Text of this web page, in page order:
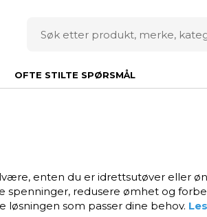
OFTE STILTE SPØRSMÅL
enten du er idrettsutøver eller
redusere ømhet og
som passer dine behov.